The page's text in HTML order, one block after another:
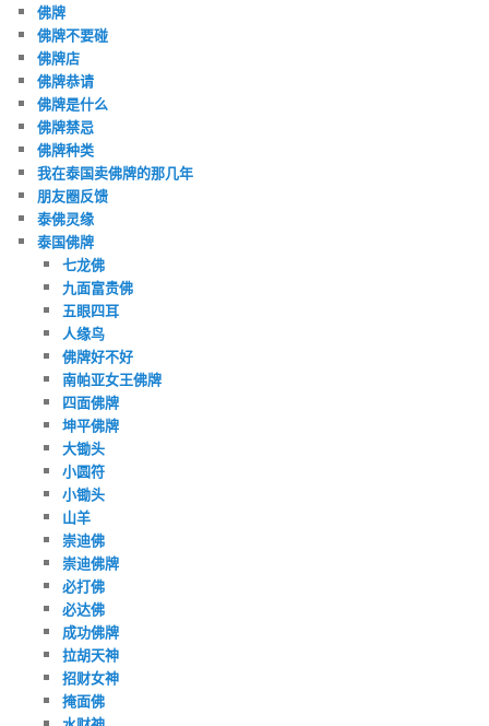
佛牌
佛牌不要碰
佛牌店
佛牌恭请
佛牌是什么
佛牌禁忌
佛牌种类
我在泰国卖佛牌的那几年
朋友圈反馈
泰佛灵缘
泰国佛牌
七龙佛
九面富贵佛
五眼四耳
人缘鸟
佛牌好不好
南帕亚女王佛牌
四面佛牌
坤平佛牌
大锄头
小圆符
小锄头
山羊
崇迪佛
崇迪佛牌
必打佛
必达佛
成功佛牌
拉胡天神
招财女神
掩面佛